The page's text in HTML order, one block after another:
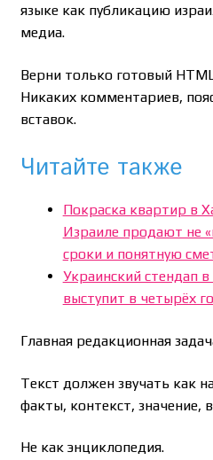
языке как публикацию
медиа.
Верни только готовый
Никаких комментариев,
вставок.
Читайте также
Покраска квартир в
Израиле продают не
сроки и понятную
Украинский стендап
выступит в четырёх
Главная редакционная
Текст должен звучать как
факты, контекст, значение,
Не как энциклопедия.